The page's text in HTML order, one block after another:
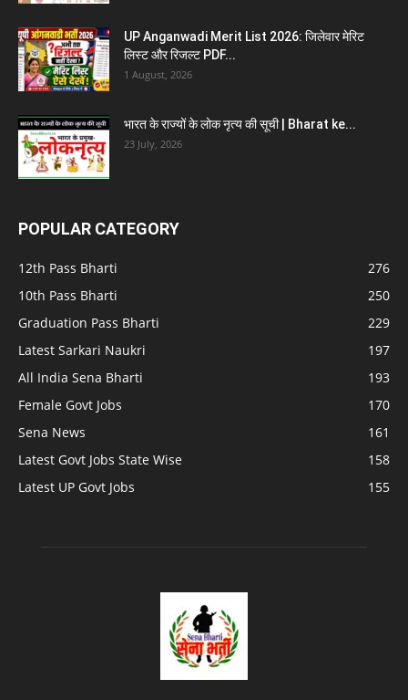
UP Anganwadi Merit List 2026: जिलेवार मेरिट
लिस्ट और रिजल्ट PDF...
1 August, 2026
भारत के राज्यों के लोक नृत्य की सूची | Bharat ke...
23 July, 2026
POPULAR CATEGORY
12th Pass Bharti
276
10th Pass Bharti
250
Graduation Pass Bharti
229
Latest Sarkari Naukri
197
All India Sena Bharti
193
Female Govt Jobs
170
Sena News
161
Latest Govt Jobs State Wise
158
Latest UP Govt Jobs
155